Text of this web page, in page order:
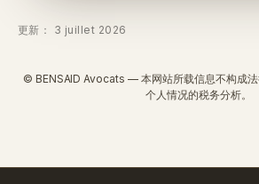
更新： 3 juillet 2026
© BENSAID Avocats — 本网站所载信息不构成
个人情况的税务分析。